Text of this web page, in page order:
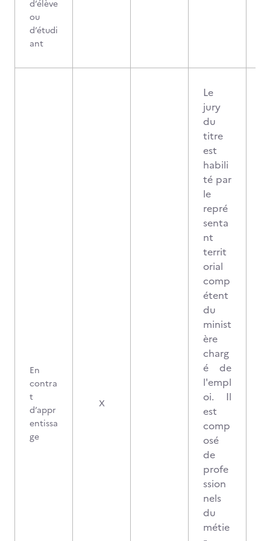
d’élève
ou
d’étudi
ant
En
contra
t
d’appr
entissa
ge
X
Le
jury
du
titre
est
habili
té par
le
repré
senta
nt
territ
orial
comp
étent
du
minist
ère
charg
é de
l'empl
oi. Il
est
comp
osé
de
profe
ssion
nels
du
métie